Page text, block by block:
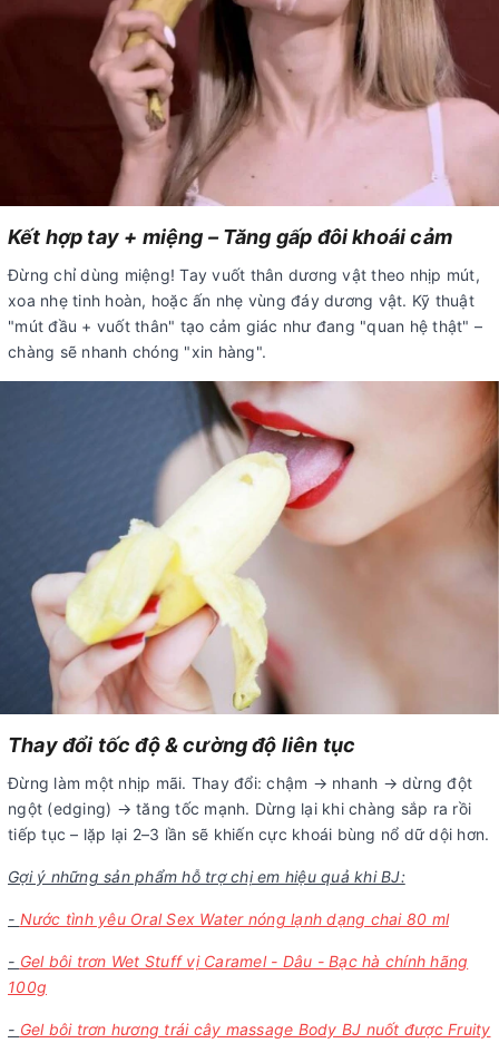
Kết hợp tay + miệng – Tăng gấp đôi khoái cảm
Đừng chỉ dùng miệng! Tay vuốt thân dương vật theo nhịp mút,
xoa nhẹ tinh hoàn, hoặc ấn nhẹ vùng đáy dương vật. Kỹ thuật
"mút đầu + vuốt thân" tạo cảm giác như đang "quan hệ thật" –
chàng sẽ nhanh chóng "xin hàng".
Thay đổi tốc độ & cường độ liên tục
Đừng làm một nhịp mãi. Thay đổi: chậm → nhanh → dừng đột
ngột (edging) → tăng tốc mạnh. Dừng lại khi chàng sắp ra rồi
tiếp tục – lặp lại 2–3 lần sẽ khiến cực khoái bùng nổ dữ dội hơn.
Gợi ý những sản phẩm hỗ trợ chị em hiệu quả khi BJ:
- Nước tình yêu Oral Sex Water nóng lạnh dạng chai 80 ml
- Gel bôi trơn Wet Stuff vị Caramel - Dâu - Bạc hà chính hãng
100g
- Gel bôi trơn hương trái cây massage Body BJ nuốt được Fruity